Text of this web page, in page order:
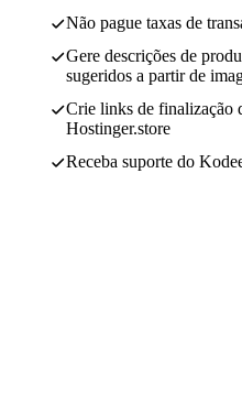
Não pague taxas de
Gere descrições de
sugeridos a partir de
Crie links de finalização
Hostinger.store
Receba suporte do